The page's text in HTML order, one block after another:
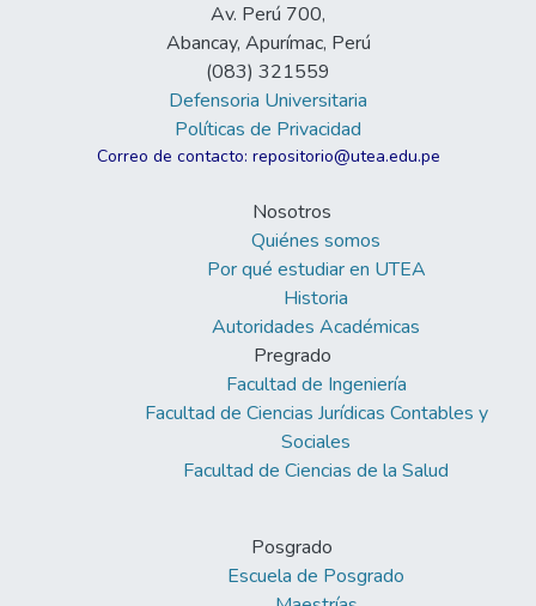
Av. Perú 700,
Abancay, Apurímac, Perú
(083) 321559
Defensoria Universitaria
Políticas de Privacidad
Correo de contacto: repositorio@utea.edu.pe
Nosotros
Quiénes somos
Por qué estudiar en UTEA
Historia
Autoridades Académicas
Pregrado
Facultad de Ingeniería
Facultad de Ciencias Jurídicas Contables y
Sociales
Facultad de Ciencias de la Salud
Posgrado
Escuela de Posgrado